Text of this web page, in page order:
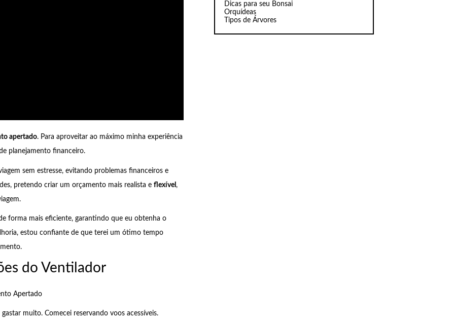
apertado. Para aproveitar ao máximo minha experiência
planejamento financeiro.
sem estresse, evitando problemas financeiros e
pretendo criar um orçamento mais realista e flexível ,
forma mais eficiente, garantindo que eu obtenha o
estou confiante de que terei um ótimo tempo
do Ventilador
Apertado
muito. Comecei reservando voos acessíveis.
Dicas para seu Bonsai
Orquídeas
Tipos de Árvores